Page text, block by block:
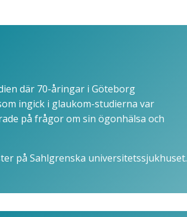
där 70-åringar i Göteborg
ingick i glaukom-studierna var
på frågor om sin ögonhälsa och
på Sahlgrenska universitetssjukhuset.